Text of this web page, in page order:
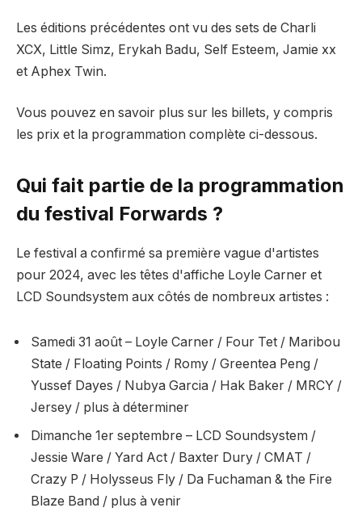
Les éditions précédentes ont vu des sets de Charli
XCX, Little Simz, Erykah Badu, Self Esteem, Jamie xx
et Aphex Twin.
Vous pouvez en savoir plus sur les billets, y compris
les prix et la programmation complète ci-dessous.
Qui fait partie de la programmation
du festival Forwards ?
Le festival a confirmé sa première vague d'artistes
pour 2024, avec les têtes d'affiche Loyle Carner et
LCD Soundsystem aux côtés de nombreux artistes :
Samedi 31 août – Loyle Carner / Four Tet / Maribou
State / Floating Points / Romy / Greentea Peng /
Yussef Dayes / Nubya Garcia / Hak Baker / MRCY /
Jersey / plus à déterminer
Dimanche 1er septembre – LCD Soundsystem /
Jessie Ware / Yard Act / Baxter Dury / CMAT /
Crazy P / Holysseus Fly / Da Fuchaman & the Fire
Blaze Band / plus à venir